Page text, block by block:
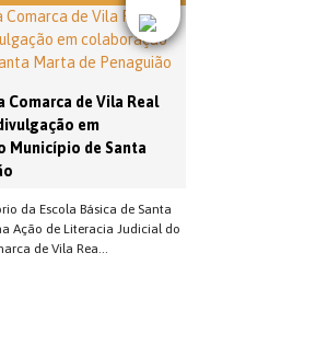
Comarca de Vila Real
em
Município de Santa
da Escola Básica de Santa
Ação de Literacia Judicial do
de Vila Rea...